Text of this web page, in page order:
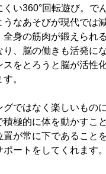
くい360°回転遊び。で
なあそびが現代では
全身の筋肉が鍛えられ
り、脳の働きも活発に
をとろうと脳が活性
。
ではなく楽しいもの
積極的に体を動かすこ
置が常に下であること
ートをしてくれます。